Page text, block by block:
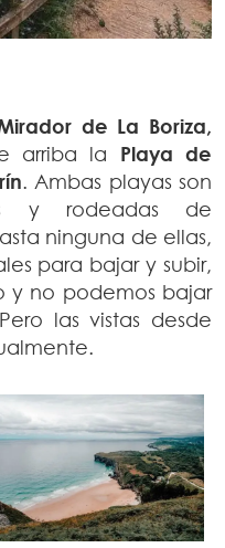
de La Boriza,
arriba la Playa de
. Ambas playas son
y rodeadas de
ninguna de ellas,
para bajar y subir,
y no podemos bajar
las vistas desde